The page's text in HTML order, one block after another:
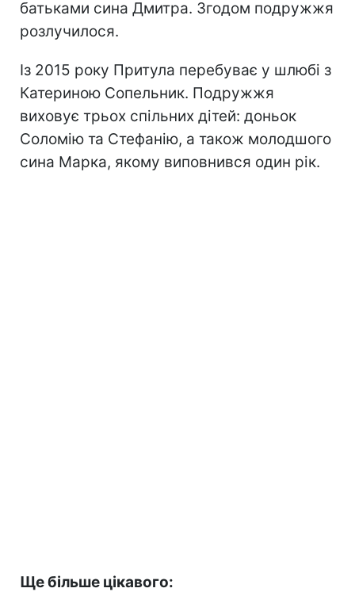
батьками сина Дмитра. Згодом подружжя
розлучилося.
Із 2015 року Притула перебуває у шлюбі з
Катериною Сопельник. Подружжя
виховує трьох спільних дітей: доньок
Соломію та Стефанію, а також молодшого
сина Марка, якому виповнився один рік.
Ще більше цікавого: